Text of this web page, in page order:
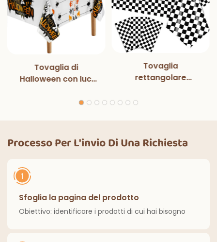
Tovaglia di
Halloween con luci
decorazioni per
cucina, decorazioni
per la casa
Tovaglia
rettangolare
nero con luci
decorazioni
classiche per interni
Processo Per L'invio Di Una Richiesta
Sfoglia la pagina del prodotto
Obiettivo: identificare i prodotti di cui hai bisogno